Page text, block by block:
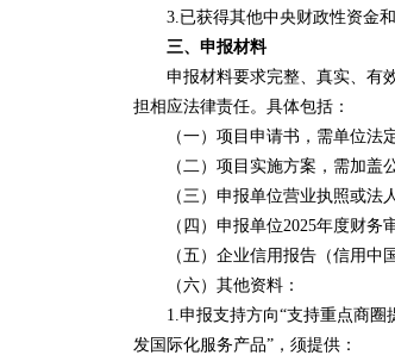
3.已获得其他中央财政性资金和
三、申报材料
申报材料要求完整、真实、有效
担相应法律责任。具体包括：
（一）项目申请书，需单位法定
（二）项目实施方案，需加盖公
（三）申报单位营业执照或法人
（四）申报单位2025年度财务审
（五）企业信用报告（信用中国
（六）其他资料：
1.申报支持方向“支持重点商圈提
发国际化服务产品”，须提供：